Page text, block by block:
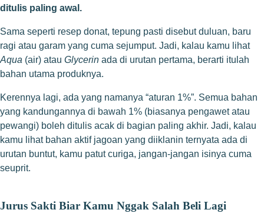
ditulis paling awal.
Sama seperti resep donat, tepung pasti disebut duluan, baru
ragi atau garam yang cuma sejumput. Jadi, kalau kamu lihat
Aqua (air) atau Glycerin ada di urutan pertama, berarti itulah
bahan utama produknya.
Kerennya lagi, ada yang namanya “aturan 1%”. Semua bahan
yang kandungannya di bawah 1% (biasanya pengawet atau
pewangi) boleh ditulis acak di bagian paling akhir. Jadi, kalau
kamu lihat bahan aktif jagoan yang diiklanin ternyata ada di
urutan buntut, kamu patut curiga, jangan-jangan isinya cuma
seuprit.
Jurus Sakti Biar Kamu Nggak Salah Beli Lagi